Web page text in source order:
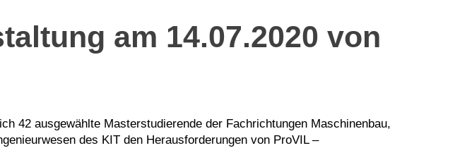
am 14.07.2020 von
42 ausgewählte Masterstudierende der Fachrichtungen Maschinenbau,
des KIT den Herausforderungen von ProVIL –